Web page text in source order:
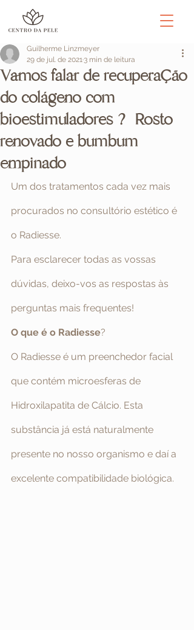
Vamos falar de recuperação
do colágeno com
bioestimuladores ? Rosto
renovado e bumbum
empinado
Guilherme Linzmeyer
29 de jul. de 20213 min de leitura
Um dos tratamentos cada vez mais
procurados no consultório estético é
o Radiesse.
Para esclarecer todas as vossas
dúvidas, deixo-vos as respostas às
perguntas mais frequentes!
O que é o Radiesse?
O Radiesse é um preenchedor facial
que contém microesferas de
Hidroxilapatita de Cálcio. Esta
substância já está naturalmente
presente no nosso organismo e daí a
excelente compatibilidade biológica.